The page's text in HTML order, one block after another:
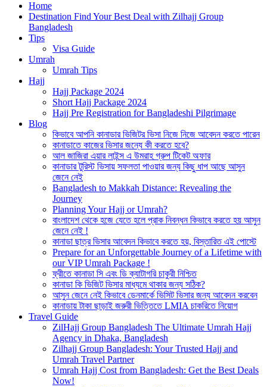
জিলহজ্জ গ্রুপ বাংলাদেশ
Best Hajj Umrah Travel Tour Agent in Bangladesh
Home
Destination Find Your Best Deal with Zilhajj Group
Bangladesh
Tips
Visa Guide
Umrah
Umrah Tips
Hajj
Hajj Package 2024
Short Hajj Package 2024
Hajj Pre Registration for Bangladeshi Pilgrimage
Blog
কিভাবে আপনি কানাডার ভিজিটর ভিসা নিজে নিজে আবেদন করতে পারেন
কানাডাতে কাজের ভিসার জন্যে কী করতে হবে?
আল জাজিরা এয়ার লাইন্স এ উমরাহ গ্রুপ টিকেট অফার
কানাডার টুরিস্ট ভিসায় সফলতা পাওয়ার জন্য কিছু ধাপ আছে আসুন
জেনে নেই
Bangladesh to Makkah Distance: Revealing the
Journey
Planning Your Hajj or Umrah?
বাংলাদেশ থেকে হজে যেতে হলে প্রাক নিবন্ধন কিভাবে করতে হয় আসুন
জেনে নেই !
কানাডা ছাত্র ভিসার আবেদন কিভাবে করতে হয়, বিস্তারিত এই পোস্টে
Prepare for an Unforgettable Journey of a Lifetime with
our VIP Umrah Package !
ফ্রীতে কানাডা সি এবং ডি ক্যাটাগরি চাকুরী নিশ্চিত
কানাডা কি ভিজিট ভিসার মাধ্যমে থাকার জন্য সঠিক?
আসুন জেনে নেই কিভাবে ডেনমার্কে ভিসিট ভিসার জন্য আবেদন করবেন
কানাডায় টাকা ছাড়াই জরুরী ভিত্তিতে LMIA চাকরিতে নিয়োগ
Travel Guide
ZilHajj Group Bangladesh The Ultimate Umrah Hajj
Agency in Dhaka, Bangladesh
Zilhajj Group Bangladesh: Your Trusted Hajj and
Umrah Travel Partner
Umrah Hajj Cost from Bangladesh: Get the Best Deals
Now!